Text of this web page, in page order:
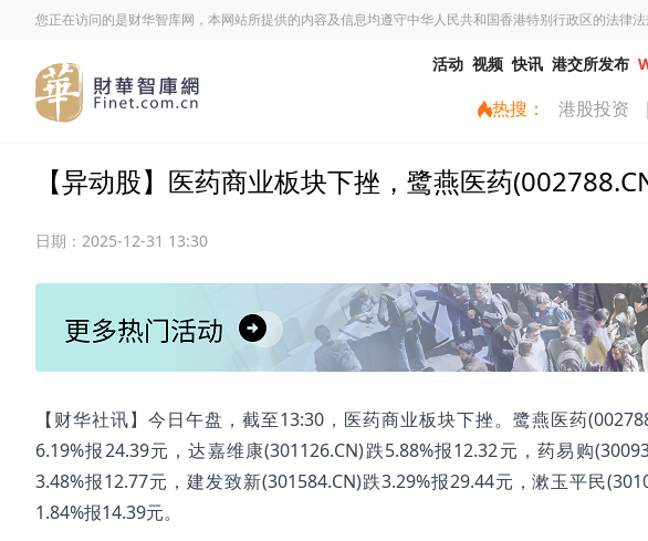
您正在访问的是财华智库网，本网站所提供的内容及信息均遵守中华人民共和国香港特别行政区的法律法
活动 视频 快讯 港交所发布
热搜： 港股投资 |
【异动股】医药商业板块下挫，鹭燕医药
日期： 2025-12-31 13:30
【财华社讯】今日午盘，截至13:30，医药商业板块下挫。鹭燕医药
6.19%报24.39元，达嘉维康(301126.CN)跌5.88%报12.32元，药易购
3.48%报12.77元，建发致新(301584.CN)跌3.29%报29.44元，漱玉平民
1.84%报14.39元。